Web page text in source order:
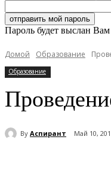
Пароль будет выслан
Домой Образование
Образование
By Аспирант Май 10,